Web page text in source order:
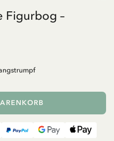
Figurbog –